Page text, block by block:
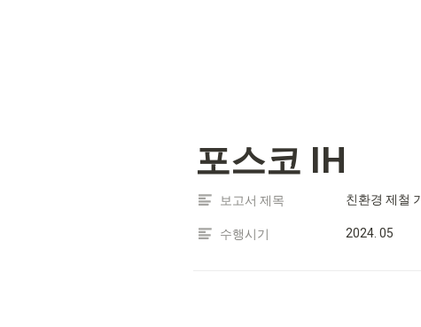
포스코 IH
보고서 제목 친환경 제철
수행시기 2024. 05